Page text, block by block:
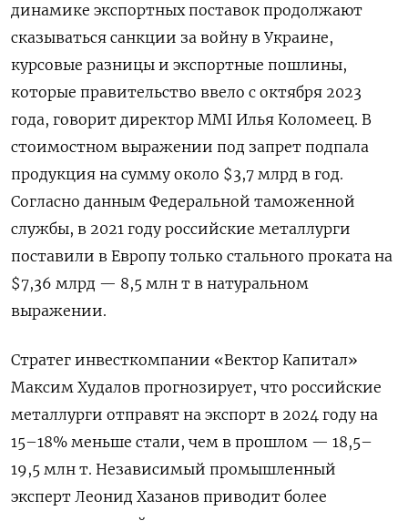
динамике экспортных поставок продолжают
сказываться санкции за войну в Украине,
курсовые разницы и экспортные пошлины,
которые правительство ввело с октября 2023
года, говорит директор MMI Илья Коломеец. В
стоимостном выражении под запрет подпала
продукция на сумму около $3,7 млрд в год.
Согласно данным Федеральной таможенной
службы, в 2021 году российские металлурги
поставили в Европу только стального проката на
$7,36 млрд — 8,5 млн т в натуральном
выражении.
Стратег инвесткомпании «Вектор Капитал»
Максим Худалов прогнозирует, что российские
металлурги отправят на экспорт в 2024 году на
15–18% меньше стали, чем в прошлом — 18,5–
19,5 млн т. Независимый промышленный
эксперт Леонид Хазанов приводит более